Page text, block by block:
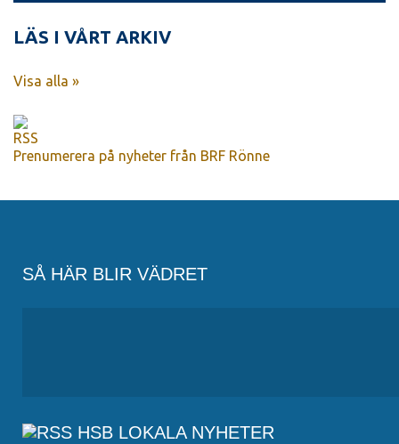
LÄS I VÅRT ARKIV
Visa alla »
Prenumerera på nyheter från BRF Rönne
SÅ HÄR BLIR VÄDRET
HSB LOKALA NYHETER